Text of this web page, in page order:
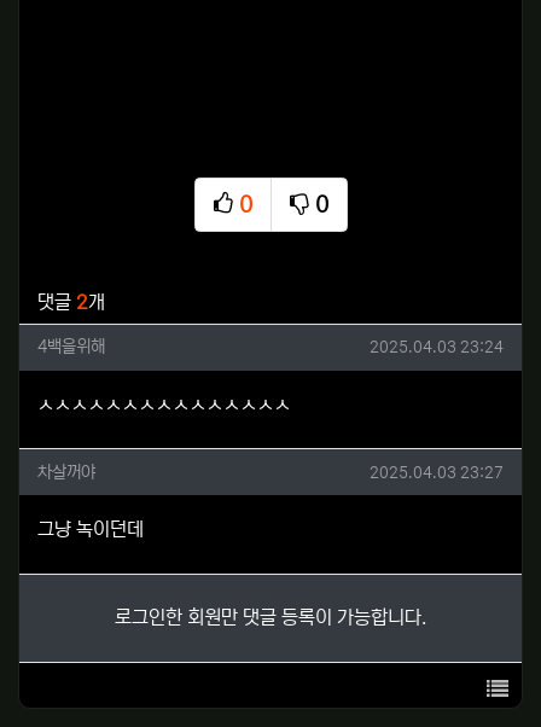
0
추천
0
비추천
댓글 2개
4백을위해님의 댓글
4백을위해 작성일
2025.04.03 23:24
ㅅㅅㅅㅅㅅㅅㅅㅅㅅㅅㅅㅅㅅㅅㅅ
차살꺼야님의 댓글
차살꺼야 작성일
2025.04.03 23:27
그냥 녹이던데
로그인한 회원만 댓글 등록이 가능합니다.
목록